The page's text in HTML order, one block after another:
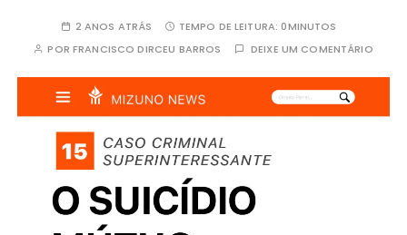
2 ANOS ATRÁS TEMPO DE LEITURA: 0MINUTOS
POR FRANCISCO DIRCEU BARROS DEIXE UM COMENTÁRIO